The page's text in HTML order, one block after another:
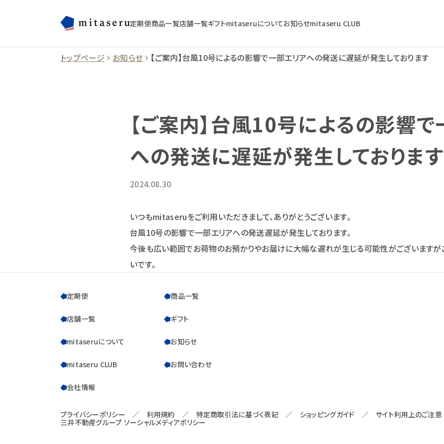
定期便商品一覧店舗一覧ギフトmitaseruについてお知らせmitaseru CLUB
トップページ お知らせ 【ご案内】台風10号によるの影響で一部エリアへの発送に遅延が発生しております
【ご案内】台風10号によるの影響
への発送に遅延が発生しております
2024.08.30
いつもmitaseruをご利用いただきまして、ありがとうございます。
台風10号の影響で一部エリアへの発送遅延が発生しております。
今後も広い範囲でお荷物のお預かりやお届けに大幅な遅れが生じる可能性がございますが
いです。
定期便 商品一覧
店舗一覧 ギフト
mitaseruについて お知らせ
mitaseru CLUB お問い合わせ
会社情報
プライバシーポリシー ／ 利用規約 ／ 特定商取引法に基づく表記 ／ ショッピングガイド ／ サイト利用上のご注意
三井不動産グループ ソーシャルメディアポリシー